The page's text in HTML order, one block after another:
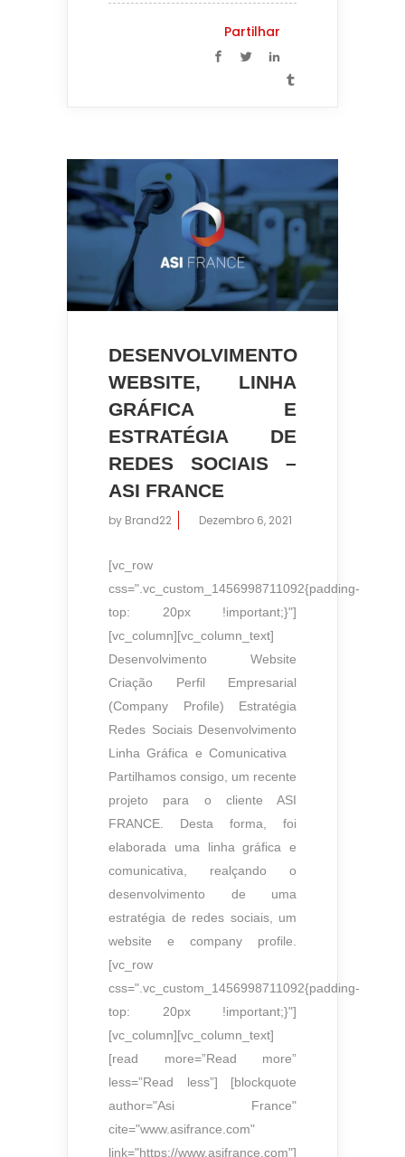
Partilhar
DESENVOLVIMENTO
WEBSITE, LINHA
GRÁFICA E
ESTRATÉGIA DE
REDES SOCIAIS –
ASI FRANCE
by Brand22 Dezembro 6, 2021
[vc_row
css=".vc_custom_1456998711092{padding-
top: 20px !important;}"]
[vc_column][vc_column_text]
Desenvolvimento Website
Criação Perfil Empresarial
(Company Profile) Estratégia
Redes Sociais Desenvolvimento
Linha Gráfica e Comunicativa
Partilhamos consigo, um recente
projeto para o cliente ASI
FRANCE. Desta forma, foi
elaborada uma linha gráfica e
comunicativa, realçando o
desenvolvimento de uma
estratégia de redes sociais, um
website e company profile.
[vc_row
css=".vc_custom_1456998711092{padding-
top: 20px !important;}"]
[vc_column][vc_column_text]
[read more=”Read more”
less=”Read less”] [blockquote
author="Asi France"
cite="www.asifrance.com"
link="https://www.asifrance.com"]